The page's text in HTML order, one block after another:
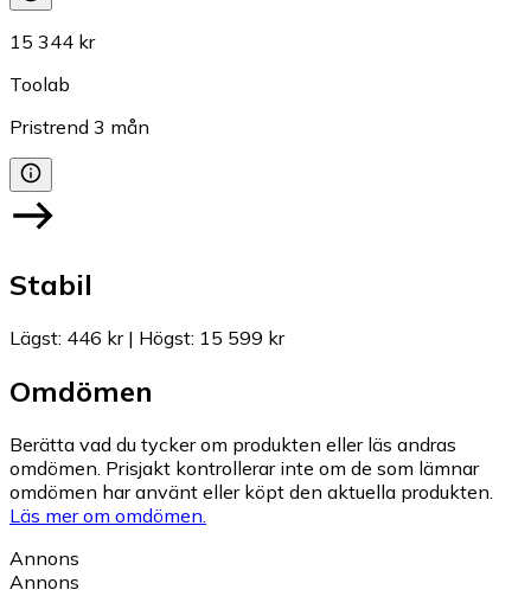
15 344 kr
Toolab
Pristrend 3 mån
Stabil
Lägst: 446 kr| Högst: 15 599 kr
Omdömen
Berätta vad du tycker om produkten eller läs andras
omdömen. Prisjakt kontrollerar inte om de som lämnar
omdömen har använt eller köpt den aktuella produkten.
Läs mer om omdömen.
Annons
Annons